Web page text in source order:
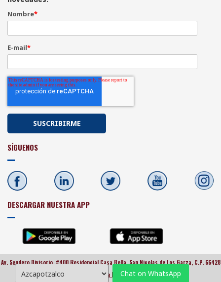
Nombre*
E-mail*
SÍGUENOS
DESCARGAR NUESTRA APP
Av. Sendero Divisorio, #400 Residencial Casa Bella, San Nicolas de Los Garza, C.P. 66428
Politica de PrivacidadChat on WhatsApp